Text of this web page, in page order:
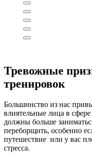
Тревожные
тренировок
Большинство из нас
влиятельные лица в
должны больше
переборщить, особенно
путешествие или у вас
стресса.